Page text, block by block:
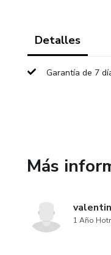
Detalles
Garantía de 7
Más
1 Año